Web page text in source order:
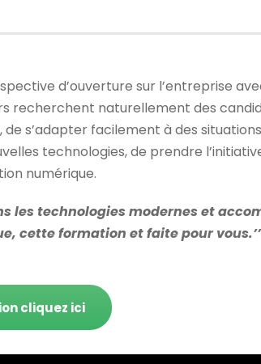
d’ouverture sur l’entreprise
recherchent naturellement des
s’adapter facilement à des
technologies, de prendre
numérique.
les technologies modernes et
cette formation et faite pour vous.’’
cliquez ici